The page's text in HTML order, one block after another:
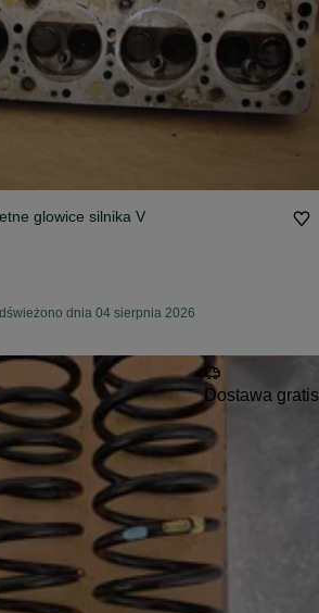
glowice silnika V
dnia 04 sierpnia 2026
Dostawa gratis